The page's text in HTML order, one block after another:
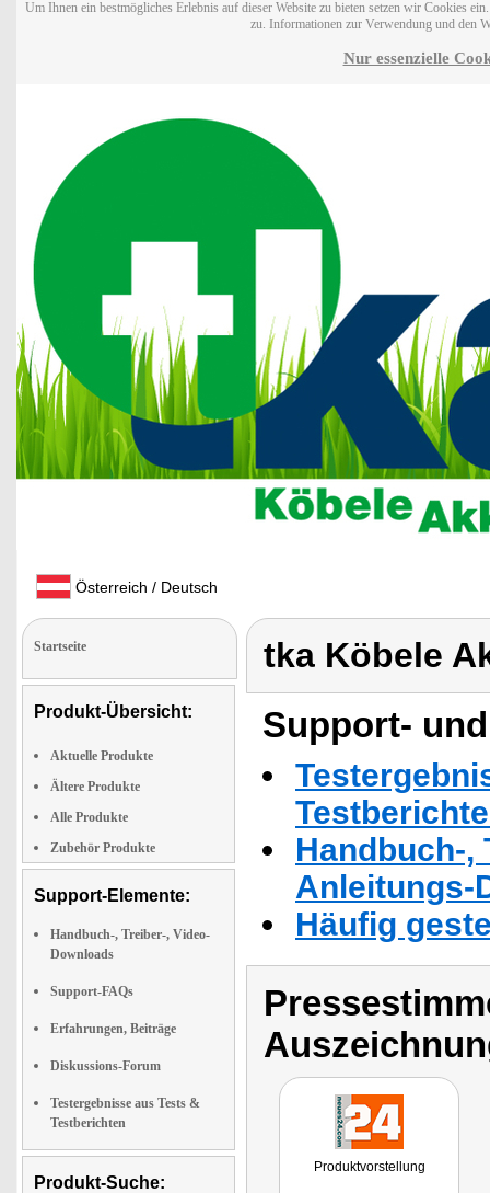
Um Ihnen ein bestmögliches Erlebnis auf dieser Website zu bieten setzen wir Cookies
zu. Informationen zur Verwendung und den
Nur essenzielle
Österreich / Deutsch
Startseite
Produkt-Übersicht:
Aktuelle Produkte
Ältere Produkte
Alle Produkte
Zubehör Produkte
Support-Elemente:
Handbuch-, Treiber-, Video-
Downloads
Support-FAQs
Erfahrungen, Beiträge
Diskussions-Forum
Testergebnisse aus Tests &
Testberichten
Produkt-Suche:
tka Köbele
Support-
Handbuch-,
Anleitungs-
Häufig
Produktvorstellung